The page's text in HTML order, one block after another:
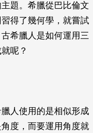
題。希臘從巴比倫文
得了幾何學，就嘗試
希臘人是如何運用三
呢？
人使用的是相似形成
度，而要運用角度就